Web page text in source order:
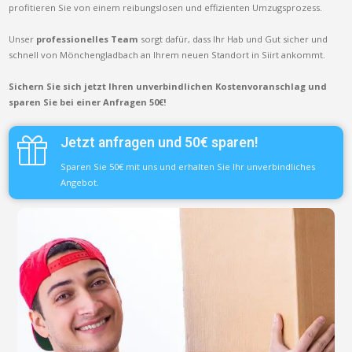
profitieren Sie von einem reibungslosen und effizienten Umzugsprozess.
Unser professionelles Team sorgt dafür, dass Ihr Hab und Gut sicher und
schnell von Mönchengladbach an Ihrem neuen Standort in Siirt ankommt.
Sichern Sie sich jetzt Ihren unverbindlichen Kostenvoranschlag und
sparen Sie bei einer Anfragen 50€!
Jetzt anfragen und 50€ sparen!
Sparen Sie 50€ mit uns und erhalten Sie Ihr unverbindliches
Angebot.